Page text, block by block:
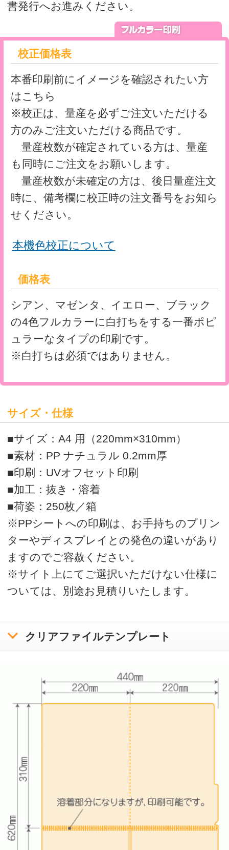
本機色校正について
シアン、マゼンタ、イエロー、ブラック
の4色フルカラーに白打ちをする一番ポピ
ュラーなタイプの印刷です。
※白打ちは必須ではありません。
サイズ・仕様
■サイズ：A4 用（220mm×310mm）
■印刷：UVオフセット印刷
■加工：抜き・溶着
■荷姿：250枚／箱
※PPシートへの印刷は、お手持ちのプリン
ターやディスプレイとの発色の違いがあり
※サイト上にてご選択いただけない仕様に
ついては、別途お見積りいたします。
クリアファイルテンプレート
オリジナルクリアファイルの印刷・通販はボラネット
A4仕切り付（2枚）クリアファイル一覧 >
A4仕切り付（2枚）クリアファイル スタンダード
運営会社
ボラネットのクリアファイルとは
クリアファイルテンプレートリスト
入稿方法について
お問い合わせ
クリアファイル使用時の注意と豆知識
印刷をお請けできないデータについて
プライバシーポリシー
特定商取引に基づく表記
copyright bora-net all rights reserved.